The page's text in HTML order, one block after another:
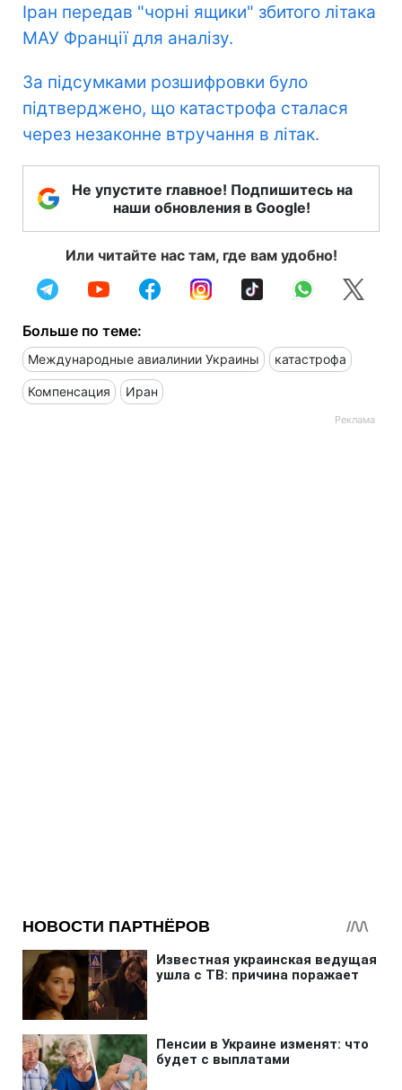
Іран передав "чорні ящики" збитого літака
МАУ Франції для аналізу.
За підсумками розшифровки було
підтверджено, що катастрофа сталася
через незаконне втручання в літак.
Не упустите главное! Подпишитесь на
наши обновления в Google!
Или читайте нас там, где вам удобно!
Больше по теме:
Международные авиалинии Украины катастрофа
Компенсация Иран